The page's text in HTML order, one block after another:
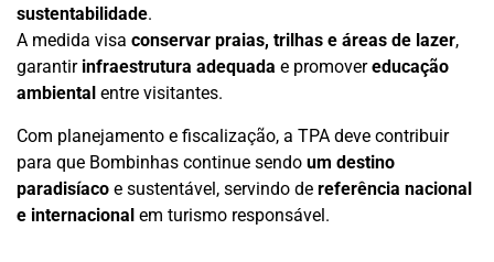
sustentabilidade.
A medida visa conservar praias, trilhas e áreas de lazer,
garantir infraestrutura adequada e promovereducação
ambiental entre visitantes.
Com planejamento e fiscalização, a TPA deve contribuir
para que Bombinhas continue sendo um destino
paradisíaco e sustentável, servindo de referência nacional
e internacional em turismo responsável.